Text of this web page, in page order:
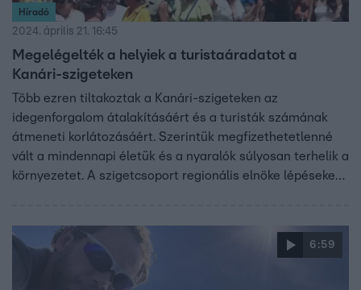
Híradó
2024. április 21. 16:45
Megelégelték a helyiek a turistaáradatot a
Kanári-szigeteken
Több ezren tiltakoztak a Kanári-szigeteken az
idegenforgalom átalakításáért és a turisták számának
átmeneti korlátozásáért. Szerintük megfizethetetlenné
vált a mindennapi életük és a nyaralók súlyosan terhelik a
környezetet. A szigetcsoport regionális elnöke lépéseket
6:59